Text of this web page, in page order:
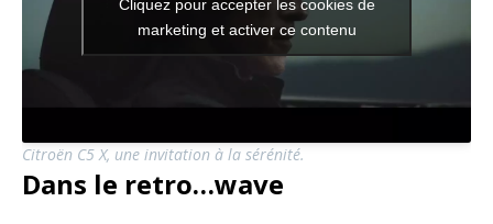
Cliquez pour accepter les cookies de
marketing et activer ce contenu
Citroën C5 X, une invitation à la sérénité.
Dans le retro…wave